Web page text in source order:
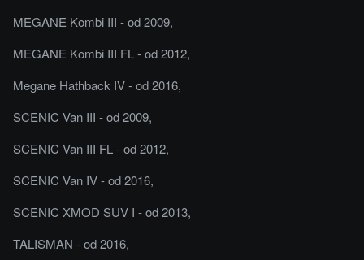
MEGANE Kombi III - od 2009,
MEGANE Kombi III FL - od 2012,
Megane Hathback IV - od 2016,
SCENIC Van III - od 2009,
SCENIC Van III FL - od 2012,
SCENIC Van IV - od 2016,
SCENIC XMOD SUV I - od 2013,
TALISMAN - od 2016,